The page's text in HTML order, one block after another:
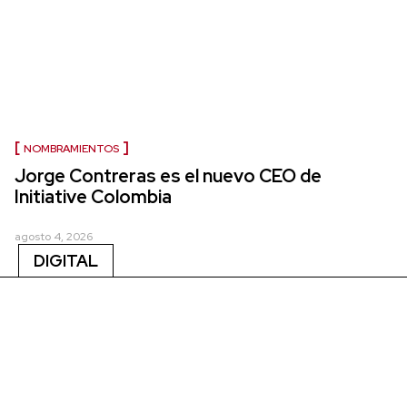
NOMBRAMIENTOS
Jorge Contreras es el nuevo CEO de
Initiative Colombia
agosto 4, 2026
DIGITAL